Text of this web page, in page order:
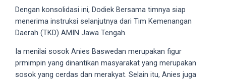
porn
productions
shot
ourselves.
Surf
around
Dengan konsolidasi ini, Dodiek Bersama timnya siap
menerima instruksi selanjutnya dari Tim Kemenangan
Daerah (TKD) AMIN Jawa Tengah.
Ia menilai sosok Anies Baswedan merupakan figur
prmimpin yang dinantikan masyarakat yang merupakan
sosok yang cerdas dan merakyat. Selain itu, Anies juga